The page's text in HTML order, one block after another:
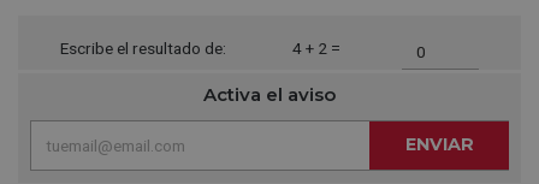
Escribe el resultado de: 4 + 2 =
Activa el aviso
ENVIAR